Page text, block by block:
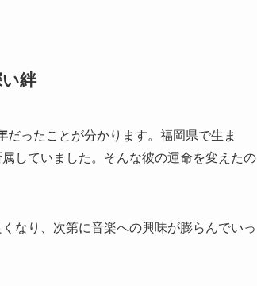
絆
だったことが分かります。福岡県で生ま
していました。そんな彼の運命を変えたの
なり、次第に音楽への興味が膨らんでいっ